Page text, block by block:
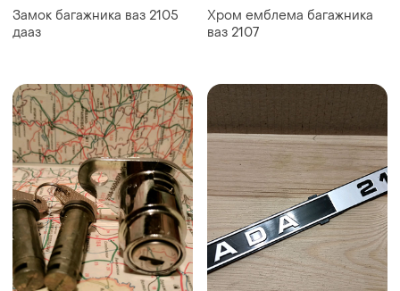
Замок багажника ваз 2105
дааз
Хром емблема багажника
ваз 2107